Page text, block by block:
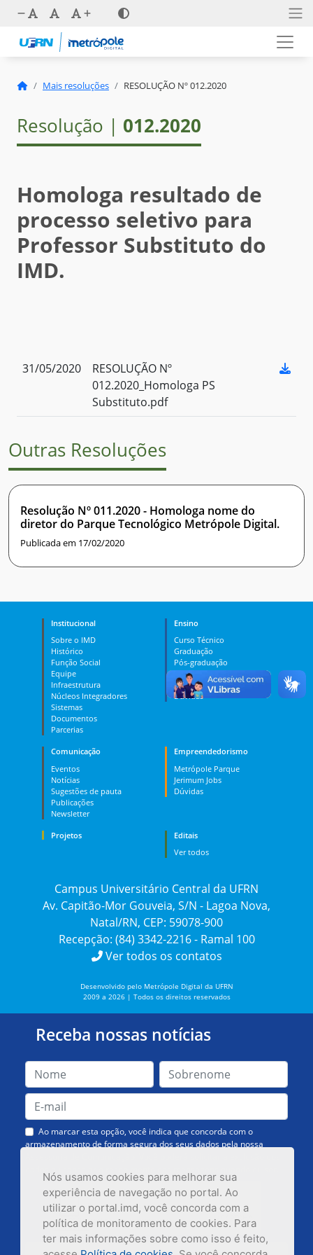
Nós usamos cookies para melhorar sua
experiência de navegação no portal. Ao
utilizar o portal.imd, você concorda com a
política de monitoramento de cookies. Para
ter mais informações sobre como isso é feito,
Mais resoluções RESOLUÇÃO Nº 012.2020
Resolução | 012.2020
Homologa resultado de
processo seletivo para
Professor Substituto do
IMD.
31/05/2020
RESOLUÇÃO Nº
012.2020_Homologa PS
Substituto.pdf
Outras Resoluções
Resolução Nº 011.2020 - Homologa nome do
diretor do Parque Tecnológico Metrópole Digital.
Publicada em 17/02/2020
Institucional
Sobre o IMD
Histórico
Função Social
Equipe
Infraestrutura
Núcleos Integradores
Sistemas
Documentos
Parcerias
Ensino
Curso Técnico
Graduação
Pós-graduação
PES
MOOC
Dúvidas
Comunicação
Eventos
Notícias
Sugestões de pauta
Publicações
Newsletter
Empreendedorismo
Metrópole Parque
Jerimum Jobs
Dúvidas
Projetos
Editais
Ver todos
Campus Universitário Central da UFRN
Av. Capitão-Mor Gouveia, S/N - Lagoa Nova,
Natal/RN, CEP: 59078-900
Recepção: (84) 3342-2216 - Ramal 100
Ver todos os contatos
Desenvolvido pelo Metrópole Digital da UFRN
2009 a 2026 | Todos os direitos reservados
Receba nossas notícias
Ao marcar esta opção, você indica que concorda com o
armazenamento de forma segura dos seus dados pela nossa